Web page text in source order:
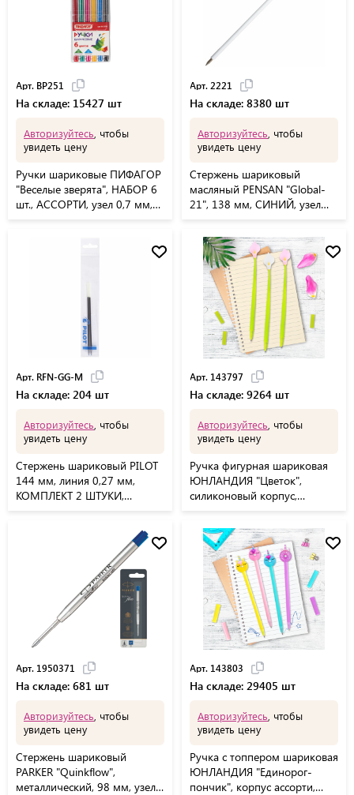
Арт. BP251
На складе: 15427 шт
Авторизуйтесь , чтобы
увидеть цену
Ручки шариковые ПИФАГОР
"Веселые зверята", НАБОР 6
шт., АССОРТИ, узел 0,7 мм,
Арт. 2221
На складе: 8380 шт
Авторизуйтесь , чтобы
увидеть цену
Стержень шариковый
масляный PENSAN "Global-
21", 138 мм, СИНИЙ, узел
2221
Арт. RFN-GG-M
На складе: 204 шт
Авторизуйтесь , чтобы
увидеть цену
Стержень шариковый PILOT
144 мм, линия 0,27 мм,
КОМПЛЕКТ 2 ШТУКИ,
Арт. 143797
На складе: 9264 шт
Авторизуйтесь , чтобы
увидеть цену
Ручка фигурная шариковая
ЮНЛАНДИЯ "Цветок",
силиконовый корпус,
узел 0,7 мм, 143797
Арт. 1950371
На складе: 681 шт
Авторизуйтесь , чтобы
увидеть цену
Стержень шариковый
PARKER "Quinkflow",
металлический, 98 мм, узел
Арт. 143803
На складе: 29405 шт
Авторизуйтесь , чтобы
увидеть цену
Ручка с топпером шариковая
ЮНЛАНДИЯ "Единорог-
пончик", корпус ассорти,